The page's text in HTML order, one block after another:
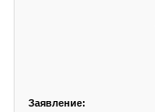
Заявление: